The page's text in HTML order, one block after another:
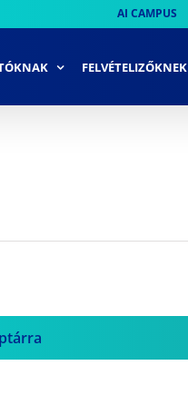
AI CAMPUS
FELVÉTELIZŐKNEK